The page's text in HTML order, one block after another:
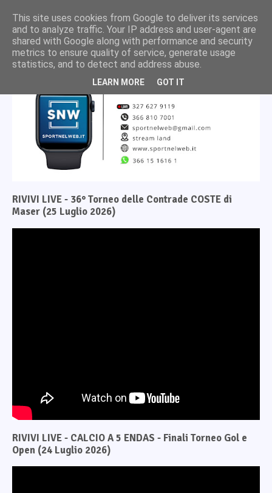
RIVIVI LIVE - 36° Torneo delle Contrade COSTE di
Maser (25 Luglio 2026)
RIVIVI LIVE - CALCIO A 5 ENDAS - Finali Torneo Gol e
Open (24 Luglio 2026)
This site uses cookies from Google to deliver its services
and to analyze traffic. Your IP address and user-agent are
shared with Google along with performance and security
metrics to ensure quality of service, generate usage
statistics, and to detect and address abuse.
LEARN MORE GOT IT